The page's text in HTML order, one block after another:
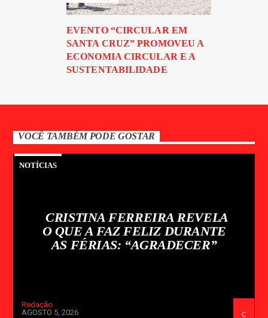
EVENTO “CIRCULAR EM
SANTA CRUZ” PROMOVEU A
ECONOMIA CIRCULAR E A
SUSTENTABILIDADE
VOCÊ TAMBÉM PODE GOSTAR
NOTÍCIAS
CRISTINA FERREIRA REVELA
O QUE A FAZ FELIZ DURANTE
AS FÉRIAS: “AGRADECER”
Redação
AGOSTO 5, 2026